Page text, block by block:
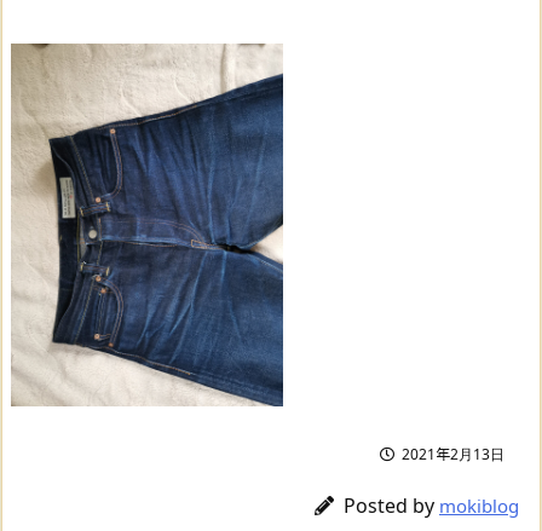
2021年2月13日
Posted by mokiblog